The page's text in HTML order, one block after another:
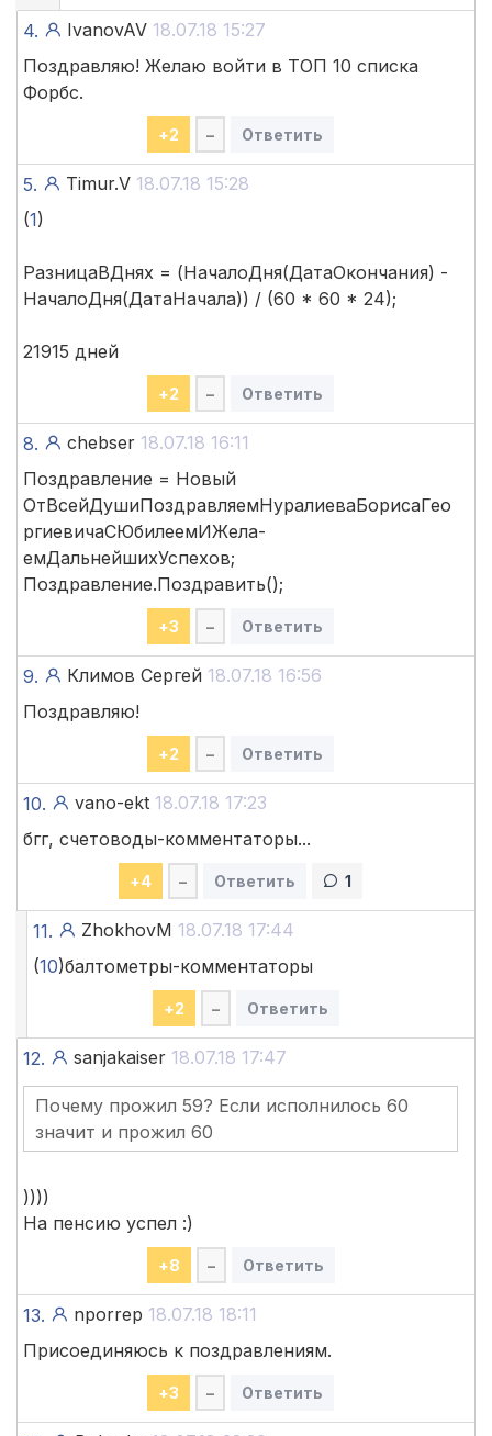
4. IvanovAV 18.07.18 15:27
Поздравляю! Желаю войти в ТОП 10 списка
Форбс.
+2 – Ответить
5. Timur.V 18.07.18 15:28
(1)
РазницаВДнях = (НачалоДня(ДатаОкончания) -
НачалоДня(ДатаНачала)) / (60 * 60 * 24);
21915 дней
+2 – Ответить
8. chebser 18.07.18 16:11
Поздравление = Новый
ОтВсейДушиПоздравляемНуралиеваБорисаГео
ргиевичаСЮбилеемИЖела­
емДальнейшихУспехов;
Поздравление.Поздравить();
+3 – Ответить
9. Климов Сергей 18.07.18 16:56
Поздравляю!
+2 – Ответить
10. vano-ekt 18.07.18 17:23
бгг, счетоводы-комментаторы...
+4 – Ответить 1
11. ZhokhovM 18.07.18 17:44
(10)балтометры-комментаторы
+2 – Ответить
12. sanjakaiser 18.07.18 17:47
Почему прожил 59? Если исполнилось 60
значит и прожил 60
))))
На пенсию успел :)
+8 – Ответить
13. nporrep 18.07.18 18:11
Присоединяюсь к поздравлениям.
+3 – Ответить